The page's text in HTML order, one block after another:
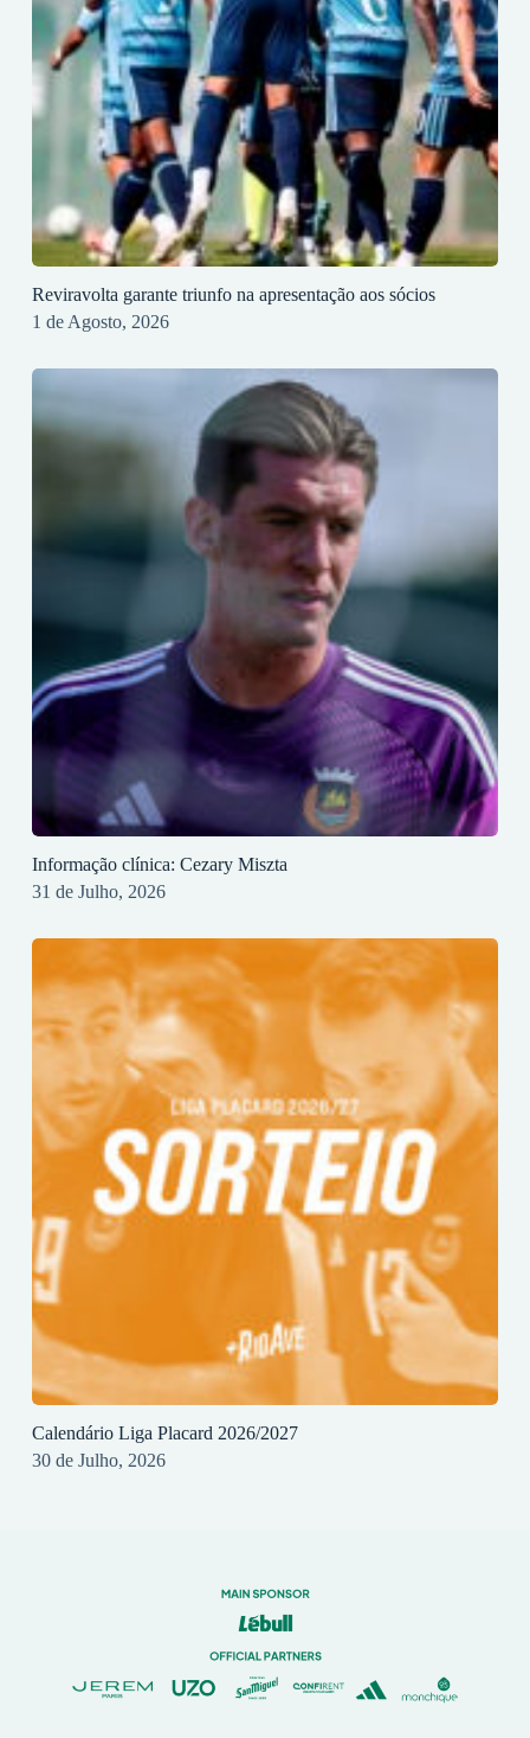
Reviravolta garante triunfo na apresentação aos sócios
1 de Agosto, 2026
Informação clínica: Cezary Miszta
31 de Julho, 2026
Calendário Liga Placard 2026/2027
30 de Julho, 2026